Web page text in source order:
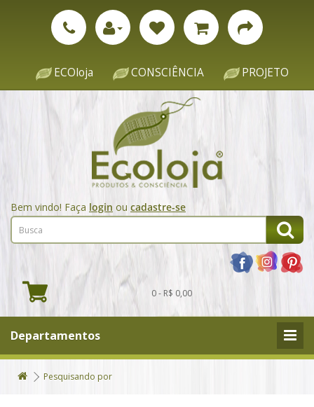
ECOloja CONSCIÊNCIA PROJETO
Bem vindo! Faça login ou cadastre-se
0 - R$ 0,00
Departamentos
Pesquisando por